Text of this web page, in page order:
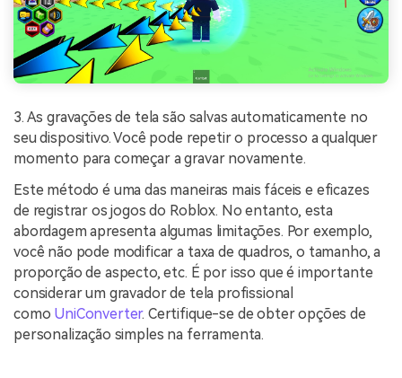
3. As gravações de tela são salvas automaticamente no
seu dispositivo. Você pode repetir o processo a qualquer
momento para começar a gravar novamente.
Este método é uma das maneiras mais fáceis e eficazes
de registrar os jogos do Roblox. No entanto, esta
abordagem apresenta algumas limitações. Por exemplo,
você não pode modificar a taxa de quadros, o tamanho, a
proporção de aspecto, etc. É por isso que é importante
considerar um gravador de tela profissional
como UniConverter. Certifique-se de obter opções de
personalização simples na ferramenta.